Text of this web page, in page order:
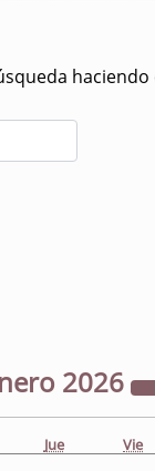
haciendo
2026
Jue Vie